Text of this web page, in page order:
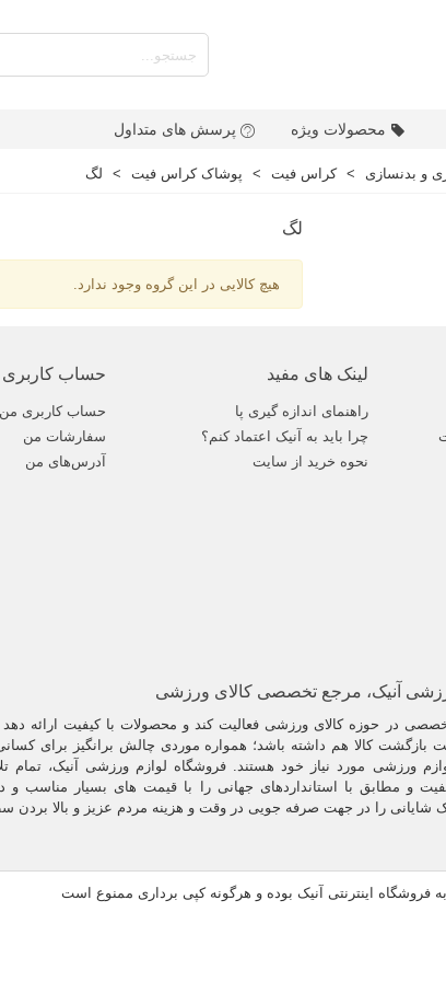
محصولات ویژه پرسش های متداول
و بدنسازی > کراس فیت > پوشاک کراس فیت > لگ
لگ
هیچ کالایی در این گروه وجود ندارد.
لینک های مفید
راهنمای اندازه گیری پا
چرا باید به آنیک اعتماد کنم؟
نحوه خرید از سایت
حساب کاربری
حساب کاربری من
سفارشات من
آدرس‌های من
ورزشی آنیک، مرجع تخصصی کالای ورزشی
در حوزه کالای ورزشی فعالیت کند و محصولات با کیفیت ارائه
کالا هم داشته باشد؛ همواره موردی چالش برانگیز برای
ورزشی مورد نیاز خود هستند. فروشگاه لوازم ورزشی آنیک، تمام
و مطابق با استانداردهای جهانی را با قیمت های بسیار مناسب و
شایانی را در جهت صرفه جویی در وقت و هزینه مردم عزیز و بالا
اینترنتی آنیک بوده و هرگونه کپی برداری ممنوع است